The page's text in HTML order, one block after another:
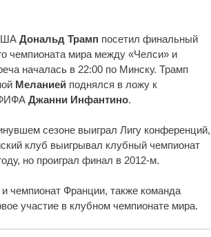
Дональд Трамп посетил финальный
чемпионата мира между «Челси» и
началась в 22:00 по Минску. Трамп
Меланией поднялся в ложу к
Джанни Инфантино.
сезоне выиграл Лигу конференций,
клуб выигрывал клубный чемпионат
но проиграл финал в 2012-м.
чемпионат Франции, также команда
участие в клубном чемпионате мира.